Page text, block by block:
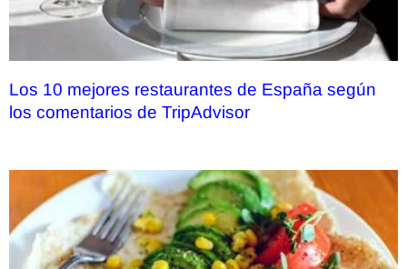
Los 10 mejores restaurantes de España según
los comentarios de TripAdvisor